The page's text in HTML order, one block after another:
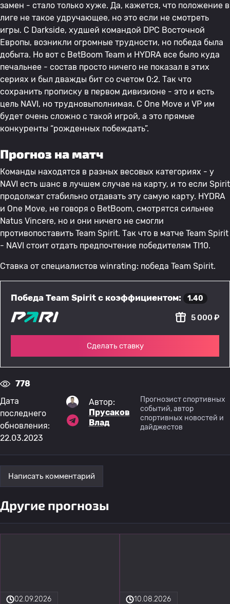
замен - стало только хуже. Да, кажется, что положение в
лиге не такое удручающее, но это если не смотреть
игры. С Darkside, худшей командой DPC Восточной
Европы, возникли огромные трудности, но победа была
добыта. Но вот с BetBoom Team и HYDRA все было куда
печальнее - состав просто ничего не показал в этих
сериях и был дважды бит со счетом 0:2. Так что
сохранить прописку в первом дивизионе - это и есть
цель NAVI, но трудновыполнимая. С One Move и VP им
будет очень сложно с такой игрой, а это прямые
конкуренты “рожденных побеждать”.
Прогноз на матч
Команды находятся в разных весовых категориях - у
NAVI есть шанс в лучшем случае на карту, и то если Spirit
продолжат стабильно отдавать эту самую карту. HYDRA
и One Move, не говоря о BetBoom, смотрятся сильнее
Natus Vincere, но и они ничего не смогли
противопоставить Team Spirit. Так что в матче Team Spirit
- NAVI стоит отдать предпочтение победителям TI10.
Ставка от специалистов winrating: победа Team Spirit.
Победа Team Spirit с коэффициентом: 1.40
5 000 ₽
Сделать ставку
778
Дата
последнего
обновления:
22.03.2023
Автор:
Прусаков
Влад
Прогнозист спортивных
событий, автор
спортивных новостей и
дайджестов
Написать комментарий
Другие прогнозы
02.09.2026 10.08.2026